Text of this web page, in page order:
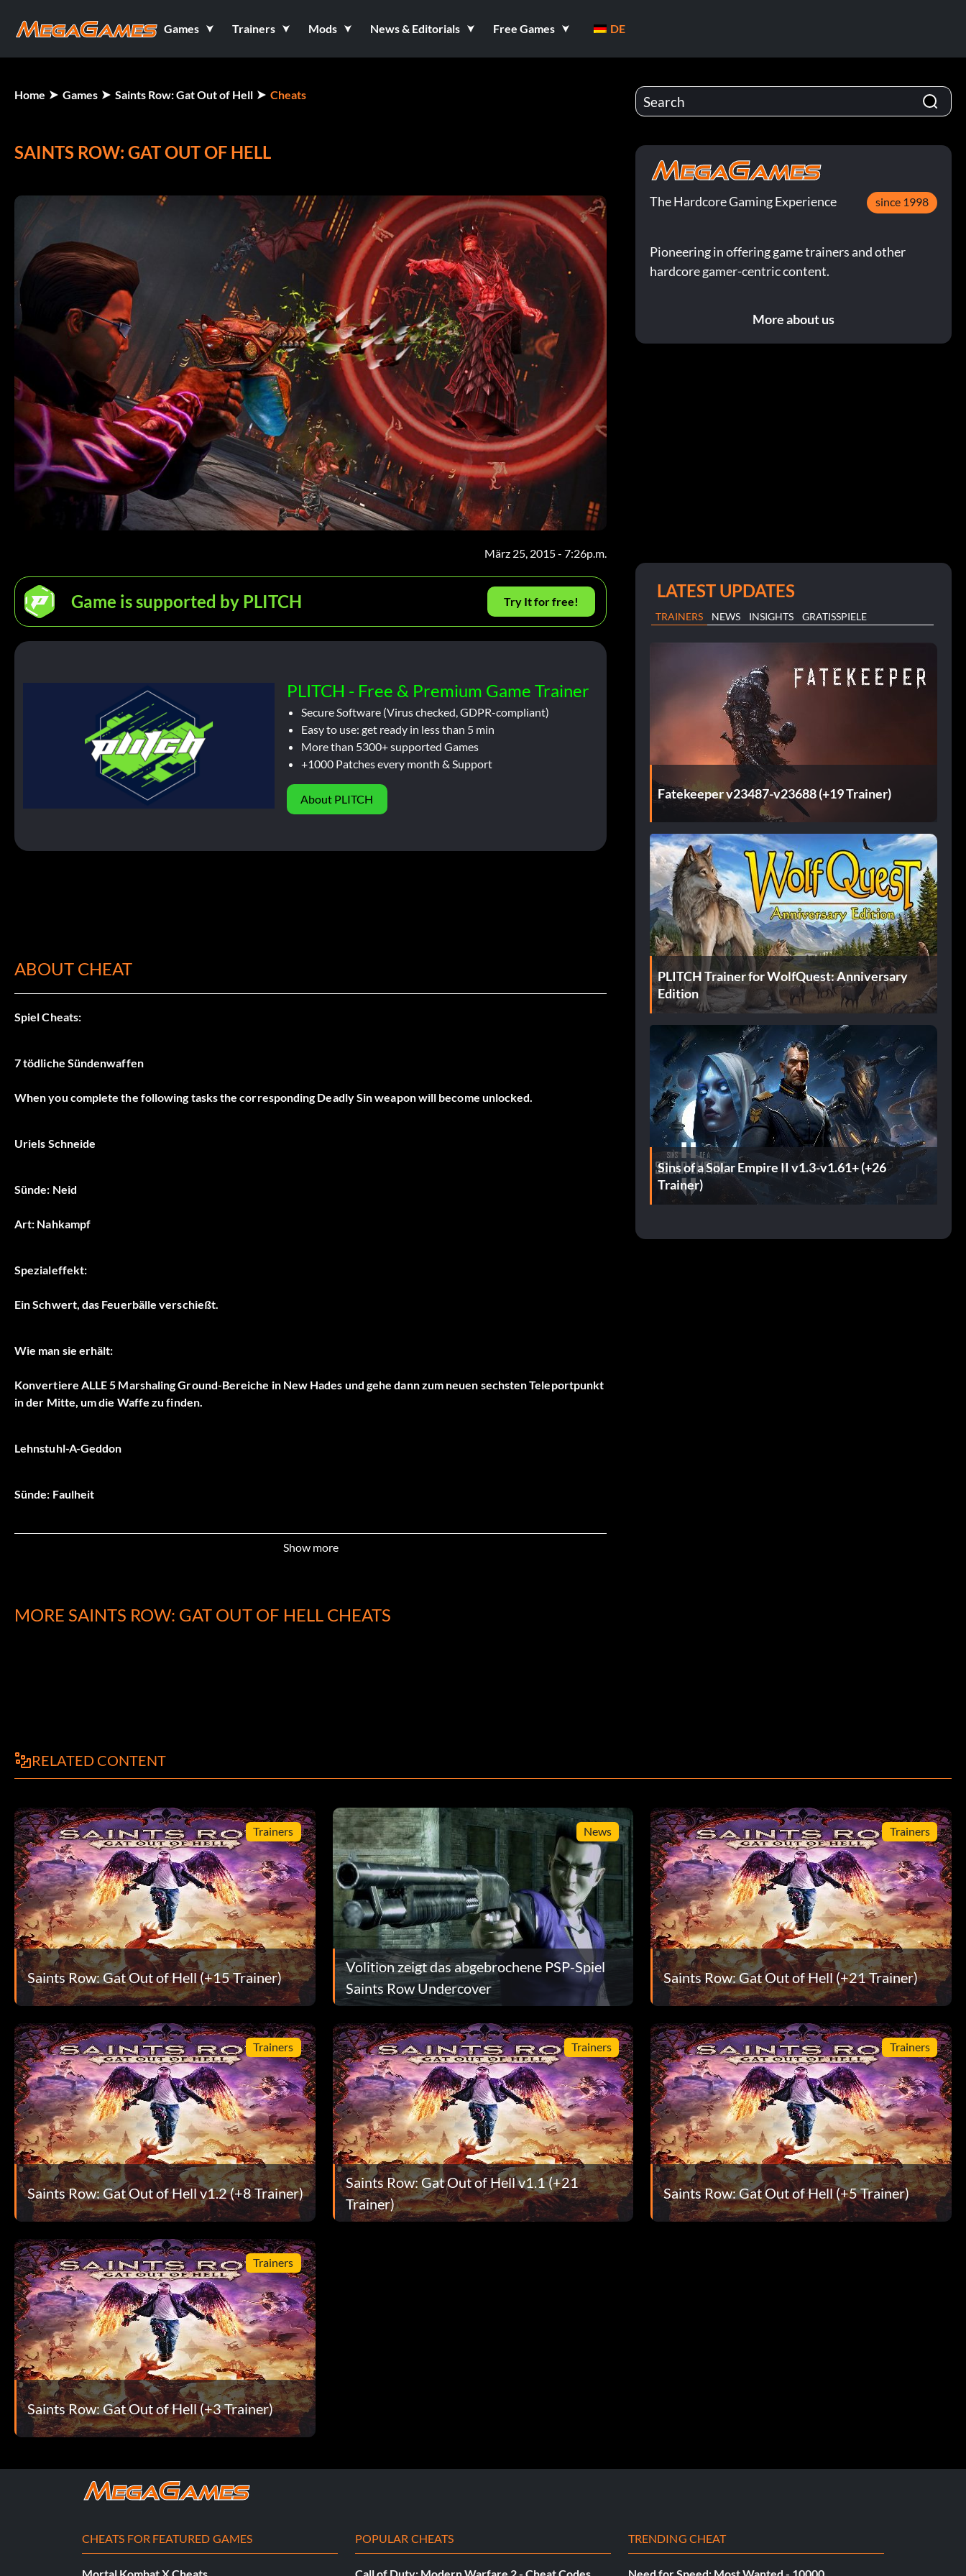
Games Trainers Mods News & Editorials Free Games DE
Home Games Saints Row: Gat Out of Hell Cheats
SAINTS ROW: GAT OUT OF HELL
März 25, 2015 - 7:26p.m.
Game is supported by PLITCH Try It for free!
PLITCH - Free & Premium Game Trainer
Secure Software (Virus checked, GDPR-compliant)
Easy to use: get ready in less than 5 min
More than 5300+ supported Games
+1000 Patches every month & Support
About PLITCH
ABOUT CHEAT
Spiel Cheats:
7 tödliche Sündenwaffen
When you complete the following tasks the corresponding Deadly Sin weapon will become unlocked.
Uriels Schneide
Sünde: Neid
Art: Nahkampf
Spezialeffekt:
Ein Schwert, das Feuerbälle verschießt.
Wie man sie erhält:
Konvertiere ALLE 5 Marshaling Ground-Bereiche in New Hades und gehe dann zum neuen sechsten Teleportpunkt
in der Mitte, um die Waffe zu finden.
Lehnstuhl-A-Geddon
Sünde: Faulheit
Verlangsamt die Bewegung, hat doppelte Minigeschütze und feuert Streuraketen, die automatisch ausgerichtet
Boom Chicka
Sünde: Lust
Typ: Schrotflinte
Spezialeffekt:
Die betroffenen Diener verlieben sich ineinander und werden vorübergehend betäubt, während sie zu Gat
rennen.
Schließe das Blackbeard-Verbündeten-Quest ab, um die Schatztruhen-Aufgaben freizuschalten. Finden Sie ALLE
15 Glyphen und öffnen Sie die 5 Schatztruhen, um die Waffe zu erhalten.
Die Bundeslade
Sünde: Zorn
Typ: Raketenwerfer
Spezialeffekt:
Saugt Feinde auf und spuckt sie wieder aus.
Wie man sie erhält:
Besiegen Sie Professor Genki in New Hades. Professor Genki erscheint erst, wenn Sie die Bekanntheitsstufe 6
erreicht haben. Sie müssen möglicherweise 10 Erzherzöge besiegen.
Diamantstich
Spezialeffekt:
Show more
MORE SAINTS ROW: GAT OUT OF HELL CHEATS
The Hardcore Gaming Experience since 1998
Pioneering in offering game trainers and other
hardcore gamer-centric content.
More about us
LATEST UPDATES
TRAINERS NEWS INSIGHTS GRATISSPIELE
Fatekeeper v23487-v23688 (+19 Trainer)
PLITCH Trainer for WolfQuest: Anniversary
Edition
Sins of a Solar Empire II v1.3-v1.61+ (+26
Trainer)
RELATED CONTENT
Trainers
Saints Row: Gat Out of Hell (+15 Trainer)
News
Volition zeigt das abgebrochene PSP-Spiel
Saints Row Undercover
Trainers
Saints Row: Gat Out of Hell (+21 Trainer)
Trainers
Saints Row: Gat Out of Hell v1.2 (+8 Trainer)
Trainers
Saints Row: Gat Out of Hell v1.1 (+21
Trainer)
Trainers
Saints Row: Gat Out of Hell (+5 Trainer)
Trainers
Saints Row: Gat Out of Hell (+3 Trainer)
CHEATS FOR FEATURED GAMES POPULAR CHEATS TRENDING CHEAT